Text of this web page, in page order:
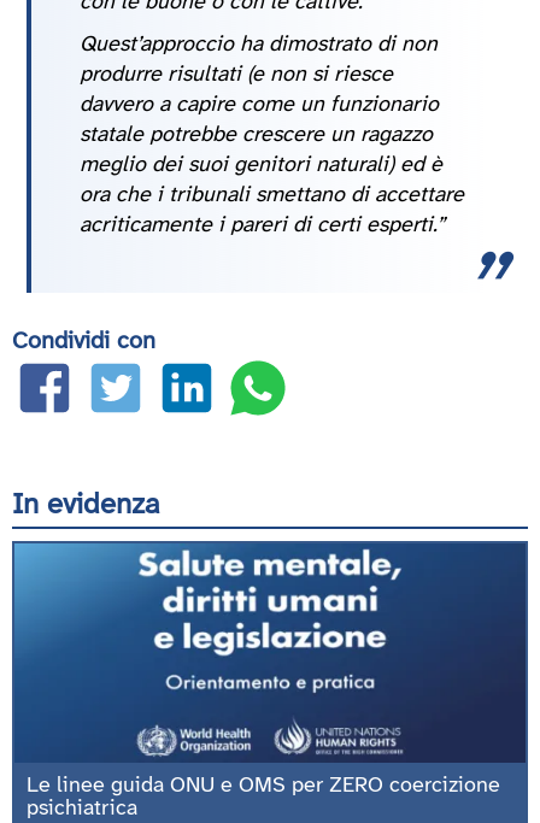
Quest’approccio ha dimostrato di non
produrre risultati (e non si riesce
davvero a capire come un funzionario
statale potrebbe crescere un ragazzo
meglio dei suoi genitori naturali) ed è
ora che i tribunali smettano di accettare
acriticamente i pareri di certi esperti.”
Condividi con
In evidenza
Le linee guida ONU e OMS per ZERO coercizione
psichiatrica